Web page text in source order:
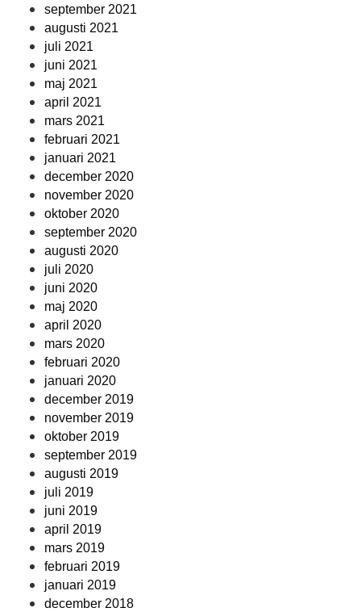
september 2021
augusti 2021
juli 2021
juni 2021
maj 2021
april 2021
mars 2021
februari 2021
januari 2021
december 2020
november 2020
oktober 2020
september 2020
augusti 2020
juli 2020
juni 2020
maj 2020
april 2020
mars 2020
februari 2020
januari 2020
december 2019
november 2019
oktober 2019
september 2019
augusti 2019
juli 2019
juni 2019
april 2019
mars 2019
februari 2019
januari 2019
december 2018